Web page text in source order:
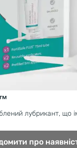
лубрикант, що
про